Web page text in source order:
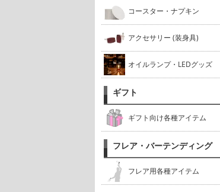
コースター・ナプキン
アクセサリー (装身具)
オイルランプ・LEDグッズ
ギフト
ギフト向け各種アイテム
フレア・バーテンディング
フレア用各種アイテム